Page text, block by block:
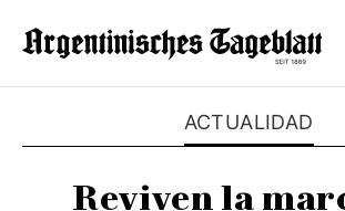
ACTUALIDAD
Reviven la